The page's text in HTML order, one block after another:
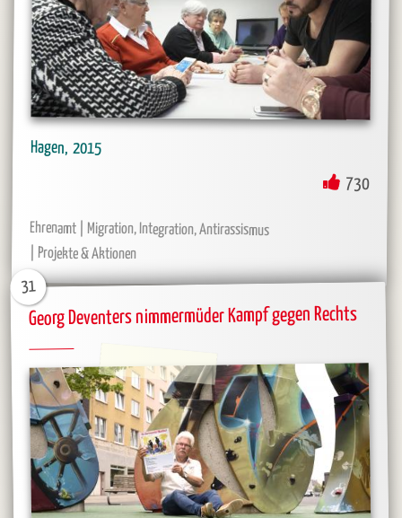
Hagen 2015
730
Ehrenamt Migration, Integration, Antirassismus
Projekte & Aktionen
Georg Deventers nimmermüder Kampf gegen Rechts
31